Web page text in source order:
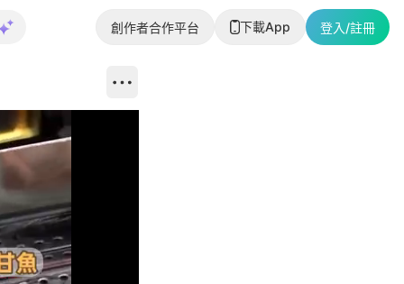
創作者合作平台 下載App 登入/註冊